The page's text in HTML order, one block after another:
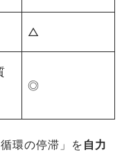
△
◎
環の停滞」を 自力